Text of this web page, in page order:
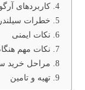
کاربردهای
خطرات
نکات ایمنی
نکات مهم
مراحل خرید
تهیه و تامین